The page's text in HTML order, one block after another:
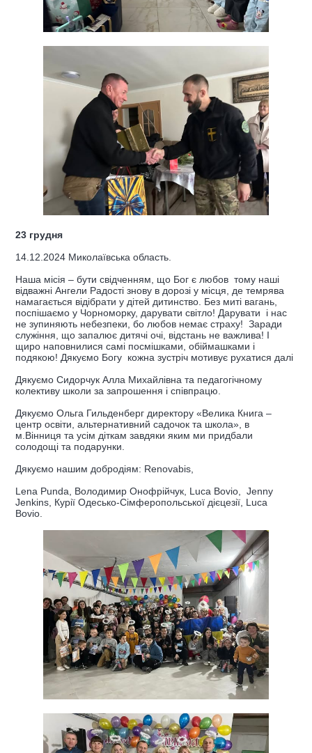
23 грудня
14.12.2024 Миколаївська область.
Наша місія – бути свідченням, що Бог є любов тому наші
відважні Ангели Радості знову в дорозі у місця, де темрява
намагається відібрати у дітей дитинство. Без миті вагань,
поспішаємо у Чорноморку, дарувати світло! Дарувати і нас
не зупиняють небезпеки, бо любов немає страху! Заради
служіння, що запалює дитячі очі, відстань не важлива! І
щиро наповнилися самі посмішками, обіймашками і
подякою! Дякуємо Богу кожна зустріч мотивує рухатися далі
Дякуємо Сидорчук Алла Михайлівна та педагогічному
колективу школи за запрошення і співпрацю.
Дякуємо Ольга Гильденберг директору «Велика Книга –
центр освіти, альтернативний садочок та школа», в
м.Вінниця та усім діткам завдяки яким ми придбали
солодощі та подарунки.
Дякуємо нашим добродіям: Renovabis,
Lena Punda, Володимир Онофрійчук, Luca Bovio, Jenny
Jenkins, Курії Одесько-Сімферопольської дієцезії, Luca
Bovio.